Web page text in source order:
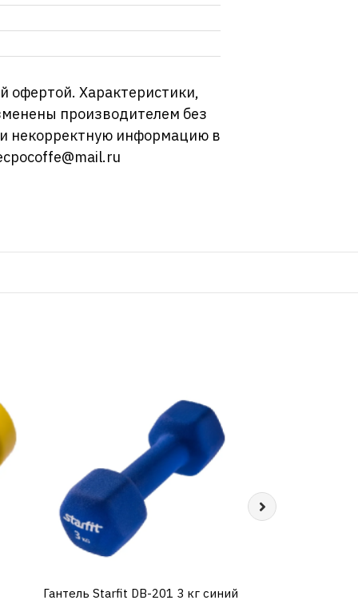
офертой. Характеристики,
производителем без
некорректную информацию в
КУПИТЬ
Гантель Starfit DB-201 3 кг синий